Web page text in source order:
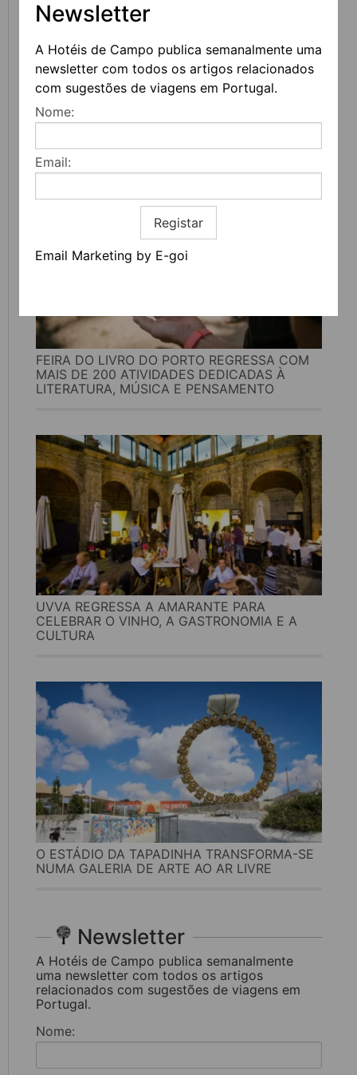
Newsletter
A Hotéis de Campo publica semanalmente uma
newsletter com todos os artigos relacionados
com sugestões de viagens em Portugal.
Nome:
Email:
Registar
Email Marketing by E-goi
CAVES BURMESTER REABREM COM UM NOVO
PERCURSO IMERSIVO DEDICADO AO VINHO
FEIRA DO LIVRO DO PORTO REGRESSA COM
MAIS DE 200 ATIVIDADES DEDICADAS À
LITERATURA, MÚSICA E PENSAMENTO
UVVA REGRESSA A AMARANTE PARA
CELEBRAR O VINHO, A GASTRONOMIA E A
CULTURA
O ESTÁDIO DA TAPADINHA TRANSFORMA-SE
NUMA GALERIA DE ARTE AO AR LIVRE
Newsletter
A Hotéis de Campo publica semanalmente
uma newsletter com todos os artigos
relacionados com sugestões de viagens em
Portugal.
Nome: